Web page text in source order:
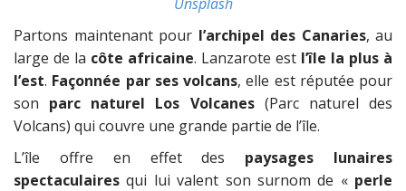
Partons maintenant pour l’archipel des Canaries, au
large de la côte africaine. Lanzarote est l’île la plus à
l’est. Façonnée par ses volcans, elle est réputée pour
son parc naturel Los Volcanes(Parc naturel des
Volcans) qui couvre une grande partie de l’île.
L’île offre en effet des paysages lunaires
spectaculaires qui lui valent son surnom de « perle